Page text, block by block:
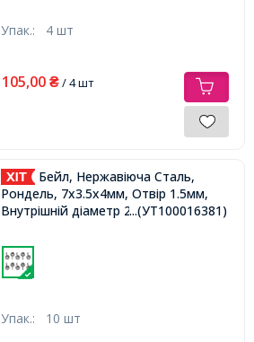
Упак.: 4 шт
105,00 ₴/ 4 шт
Бейл, Нержавіюча Сталь,
Рондель, 7x3.5x4мм, Отвір 1.5мм,
Внутрішній діаметр 2мм,...(УТ100016381)
Упак.: 10 шт